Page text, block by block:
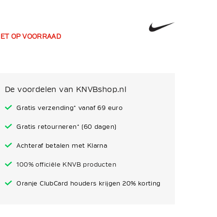
OP VOORRAAD
De voordelen van KNVBshop.nl
Gratis verzending* vanaf 69 euro
Gratis retourneren* (60 dagen)
Achteraf betalen met Klarna
100% officiële KNVB producten
Oranje ClubCard houders krijgen 20% korting